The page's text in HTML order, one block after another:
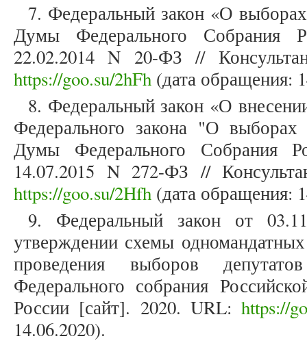
7. Федеральный закон «О
Думы Федерального Собрания
22.02.2014 N 20-ФЗ //
https://goo.su/2hFh (дата обращения:
8. Федеральный закон «О
Федерального закона "О выборах
Думы Федерального Собрания
14.07.2015 N 272-ФЗ //
https://goo.su/2Hfh (дата обращения:
9. Федеральный закон от
утверждении схемы
проведения выборов
Федерального собрания
России [сайт]. 2020. URL:https://
14.06.2020).